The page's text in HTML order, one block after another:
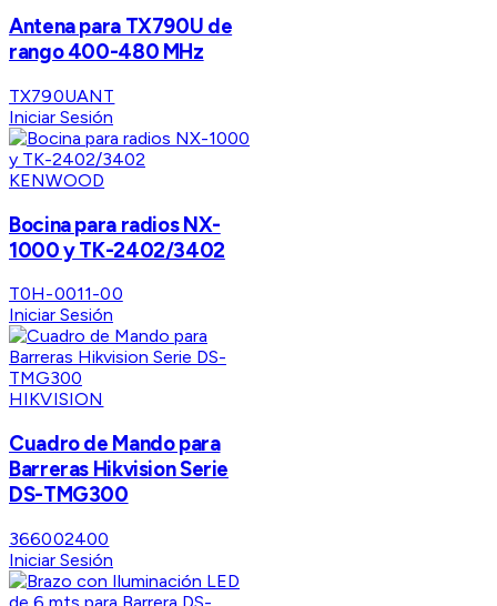
Antena para TX790U de
rango 400-480 MHz
TX790UANT
Iniciar Sesión
KENWOOD
Bocina para radios NX-
1000 y TK-2402/3402
T0H-0011-00
Iniciar Sesión
HIKVISION
Cuadro de Mando para
Barreras Hikvision Serie
DS-TMG300
366002400
Iniciar Sesión